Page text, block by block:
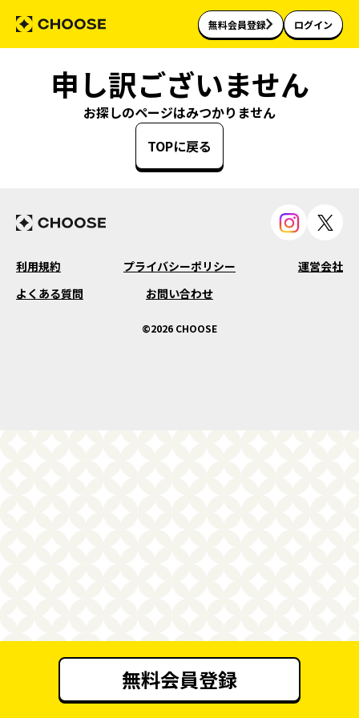
無料会員登録 ログイン
申し訳ございません
お探しのページはみつかりません
TOPに戻る
利用規約 プライバシーポリシー
運営会社
よくある質問
お問い合わせ
©2026 CHOOSE
無料会員登録